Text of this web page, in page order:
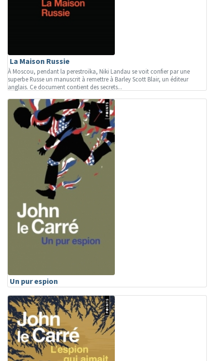
La Maison Russie
À Moscou, pendant la perestroïka, Niki Landau se voit confier par une
superbe Russe un manuscrit à remettre à Barley Scott Blair, un éditeur
anglais. Ce document contient des secrets...
Un pur espion